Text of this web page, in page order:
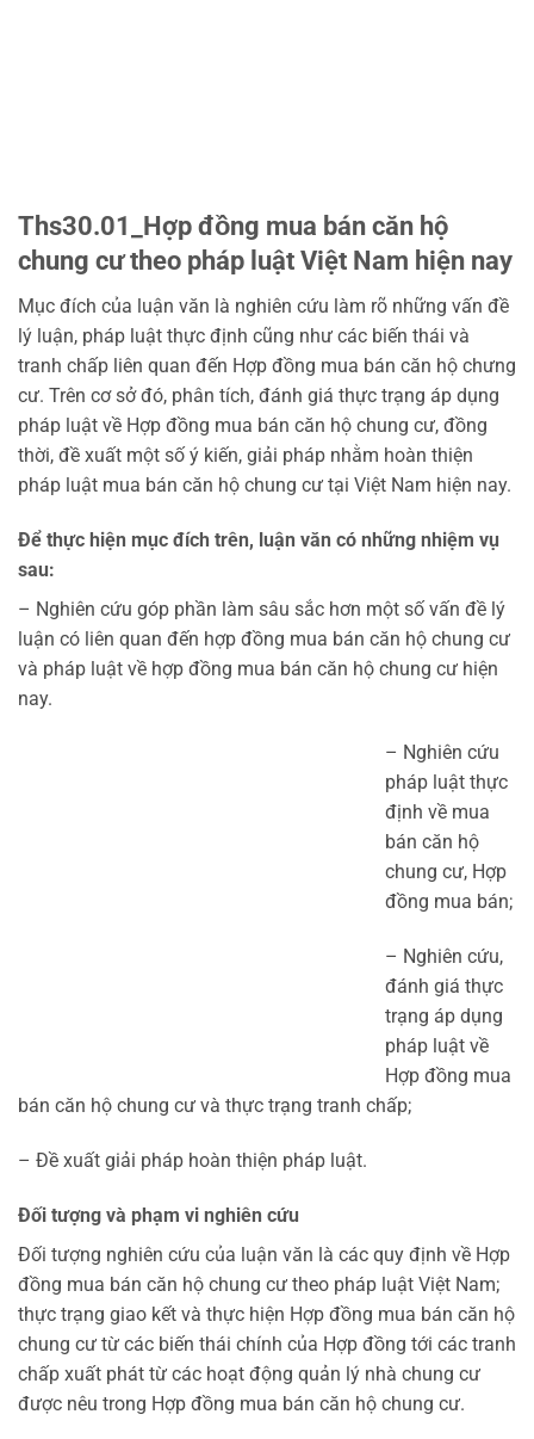
Ths30.01_Hợp đồng mua bán căn hộ
chung cư theo pháp luật Việt Nam hiện nay
Mục đích của luận văn là nghiên cứu làm rõ những vấn đề
lý luận, pháp luật thực định cũng như các biến thái và
tranh chấp liên quan đến Hợp đồng mua bán căn hộ chưng
cư. Trên cơ sở đó, phân tích, đánh giá thực trạng áp dụng
pháp luật về Hợp đồng mua bán căn hộ chung cư, đồng
thời, đề xuất một số ý kiến, giải pháp nhằm hoàn thiện
pháp luật mua bán căn hộ chung cư tại Việt Nam hiện nay.
Để thực hiện mục đích trên, luận văn có những nhiệm vụ
sau:
– Nghiên cứu góp phần làm sâu sắc hơn một số vấn đề lý
luận có liên quan đến hợp đồng mua bán căn hộ chung cư
và pháp luật về hợp đồng mua bán căn hộ chung cư hiện
nay.
– Nghiên cứu
pháp luật thực
định về mua
bán căn hộ
chung cư, Hợp
đồng mua bán;
– Nghiên cứu,
đánh giá thực
trạng áp dụng
pháp luật về
Hợp đồng mua
bán căn hộ chung cư và thực trạng tranh chấp;
– Đề xuất giải pháp hoàn thiện pháp luật.
Đối tượng và phạm vi nghiên cứu
Đối tượng nghiên cứu của luận văn là các quy định về Hợp
đồng mua bán căn hộ chung cư theo pháp luật Việt Nam;
thực trạng giao kết và thực hiện Hợp đồng mua bán căn hộ
chung cư từ các biến thái chính của Hợp đồng tới các tranh
chấp xuất phát từ các hoạt động quản lý nhà chung cư
được nêu trong Hợp đồng mua bán căn hộ chung cư.